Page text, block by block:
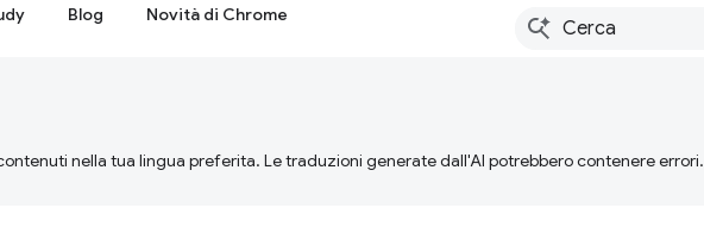
Blog Novità di Chrome
nella tua lingua preferita. Le traduzioni generate dall'AI potrebbero contenere errori.